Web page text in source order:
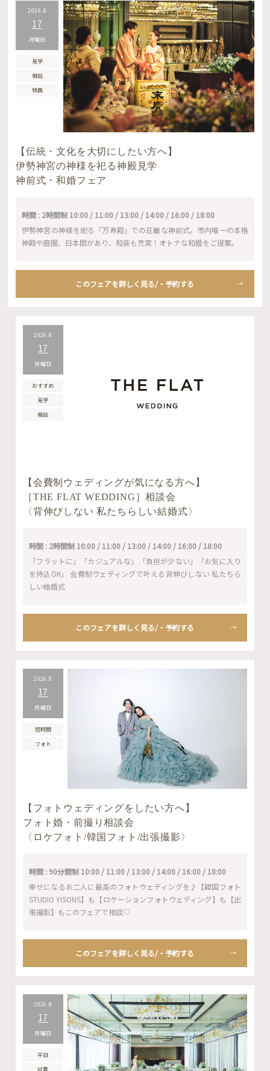
2026.8
17
月曜日
見学
相談
特典
【伝統・文化を大切にしたい方へ】
伊勢神宮の神様を祀る神殿見学
神前式・和婚フェア
時間 : 2時間制 10:00 / 11:00 / 13:00 / 14:00 / 16:00 / 18:00
伊勢神宮の神様を祀る「万寿殿」での荘厳な神前式。市内唯一の本格
神殿や庭園、日本間があり、和装も充実！オトナな和婚をご提案。
このフェアを詳しく見る/・予約する
2026.8
17
月曜日
おすすめ
見学
相談
【会費制ウェディングが気になる方へ】
［THE FLAT WEDDING］相談会
〈背伸びしない 私たちらしい結婚式〉
時間 : 2時間制 10:00 / 11:00 / 13:00 / 14:00 / 16:00 / 18:00
「フラットに」「カジュアルな」「負担が少ない」「お気に入り
を持込OK」 会費制ウェディングで叶える背伸びしない 私たちら
しい結婚式
このフェアを詳しく見る/・予約する
2026.8
17
月曜日
短時間
フォト
【フォトウェディングをしたい方へ】
フォト婚・前撮り相談会
〈ロケフォト/韓国フォト/出張撮影〉
時間 : 90分間制 10:00 / 11:00 / 13:00 / 14:00 / 16:00 / 18:00
幸せになるお二人に最高のフォトウェディングを♪【韓国フォト
STUDIO YISONS】も【ロケーションフォトウェディング】も【出
張撮影】もこのフェアで相談♡
このフェアを詳しく見る/・予約する
2026.8
17
月曜日
平日
試着